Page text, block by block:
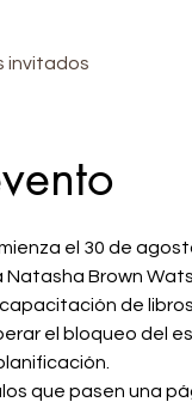
invitados
el 30 de
capacitación de
el bloqueo del
que pasen una